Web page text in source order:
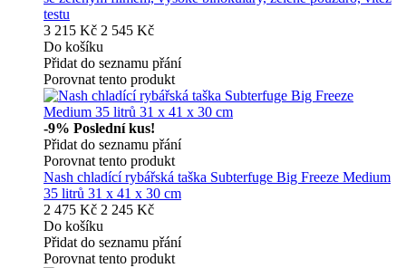
testu
3 215 Kč 2 545 Kč
Do košíku
Přidat do seznamu přání
Porovnat tento produkt
-9% Poslední kus!
Přidat do seznamu přání
Porovnat tento produkt
Nash chladící rybářská taška Subterfuge Big Freeze Medium
35 litrů 31 x 41 x 30 cm
2 475 Kč 2 245 Kč
Do košíku
Přidat do seznamu přání
Porovnat tento produkt